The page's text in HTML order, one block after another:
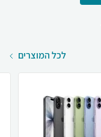
לכל המוצרים